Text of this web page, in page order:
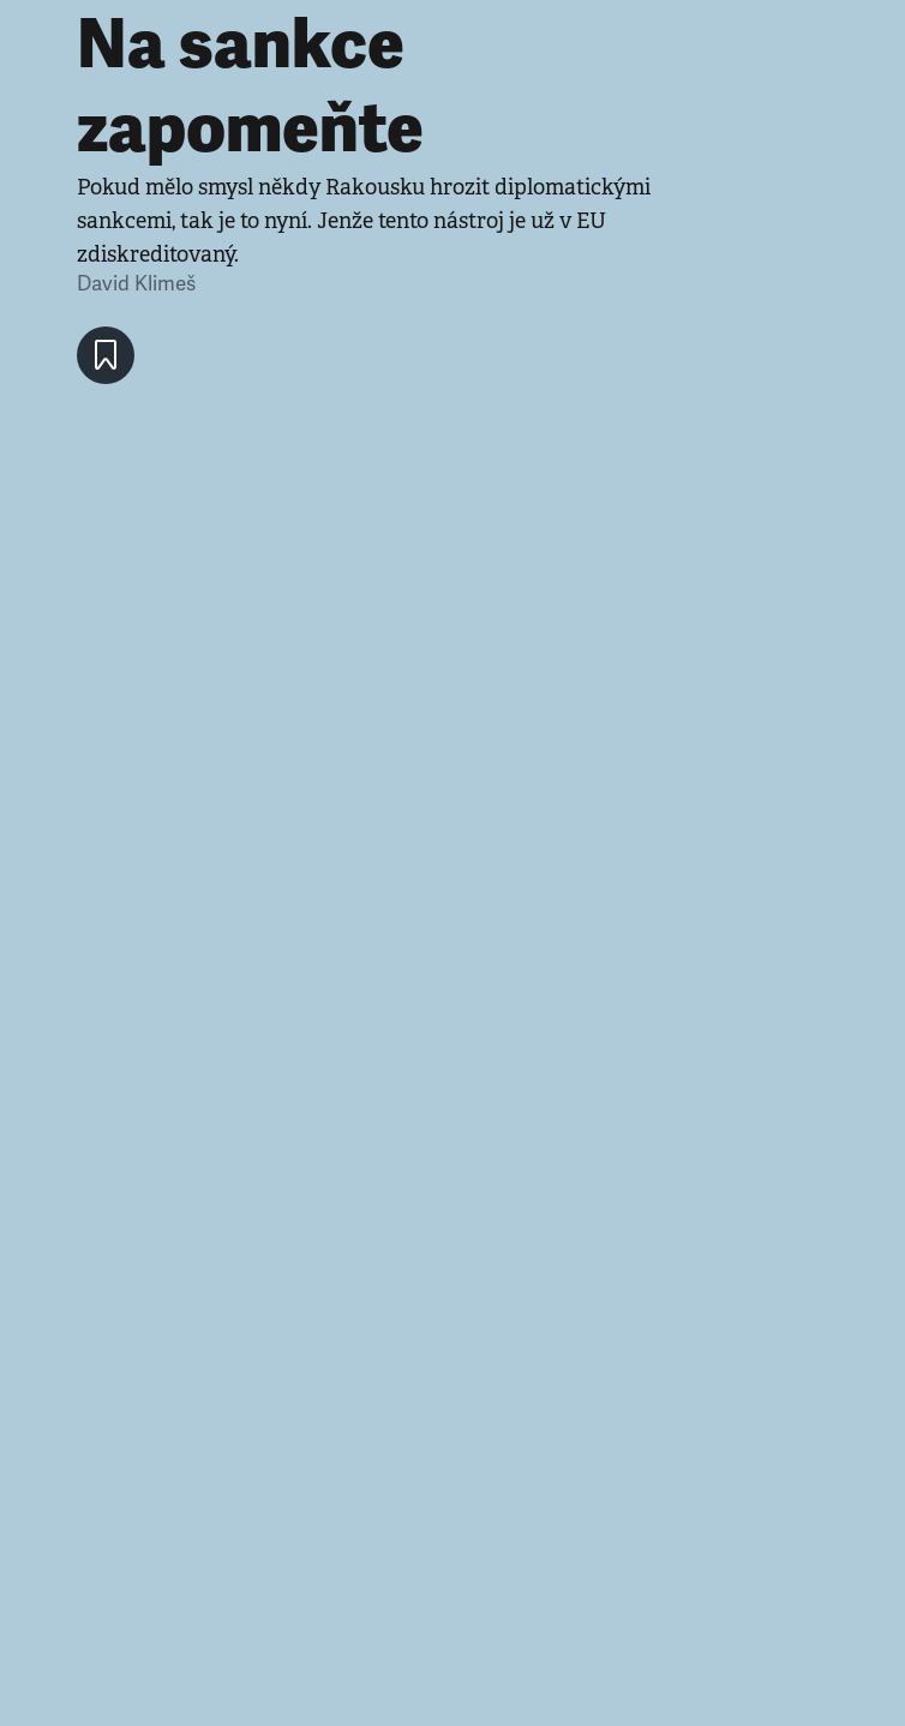
Na sankce
zapomeňte
Pokud mělo smysl někdy Rakousku hrozit diplomatickými
sankcemi, tak je to nyní. Jenže tento nástroj je už v EU
zdiskreditovaný.
David Klimeš